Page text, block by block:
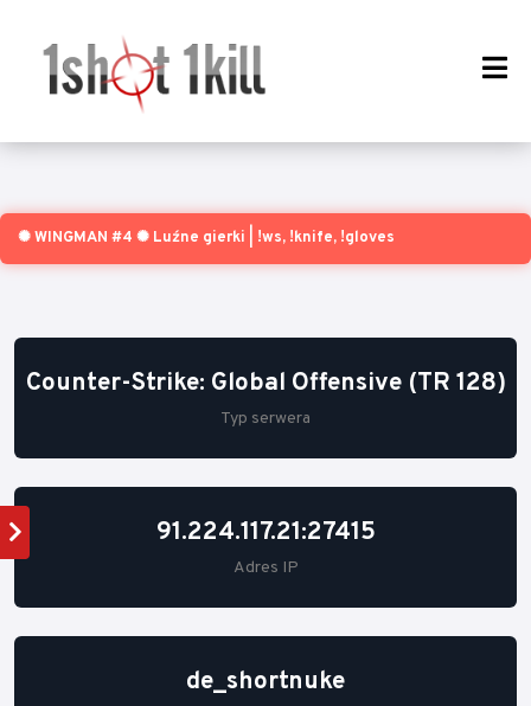
✺ WINGMAN #4 ✺ Luźne gierki | !ws, !knife, !gloves
Counter-Strike: Global Offensive (TR 128)
Typ serwera
91.224.117.21:27415
Adres IP
de_shortnuke